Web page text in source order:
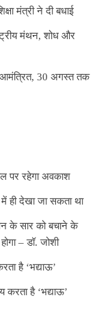
मंत्री ने दी बधाई
मंथन, शोध और
आमंत्रित, 30 अगस्त तक
पर रहेगा अवकाश
में ही देखा जा सकता था
के सार को बचाने के
– डॉ. जोशी
है ‘भद्याऊ’
करता है ‘भद्याऊ’